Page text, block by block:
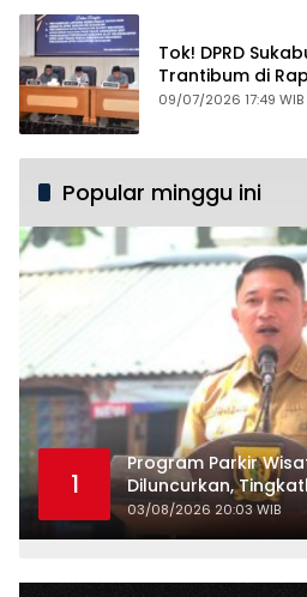
Tok! DPRD
Trantibum di
09/07/2026 17:49 WIB
Popular minggu ini
1
Program Parkir
Diluncurkan,
Kepariwisataan
03/08/2026 20:03 WIB